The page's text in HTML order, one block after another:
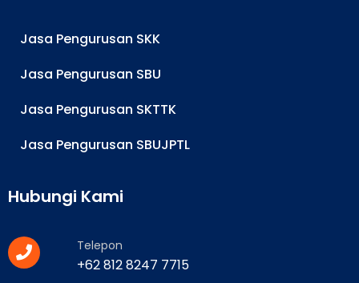
Jasa Pengurusan SKK
Jasa Pengurusan SBU
Jasa Pengurusan SKTTK
Jasa Pengurusan SBUJPTL
Hubungi Kami
Telepon
+62 812 8247 7715